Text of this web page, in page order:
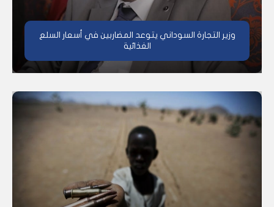
وزير التجارة السوداني يتوعد المضاربين في أسعار السلع
الغذائية